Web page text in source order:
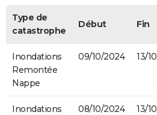
Type de
catastrophe
Début Fin
Inondations
Remontée
Nappe
09/10/2024 13/
Inondations
08/10/2024 13/